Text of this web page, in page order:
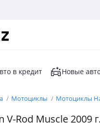
в кредит Новые
Мотоциклы Мотоциклы
V-Rod Muscle 2009 г.